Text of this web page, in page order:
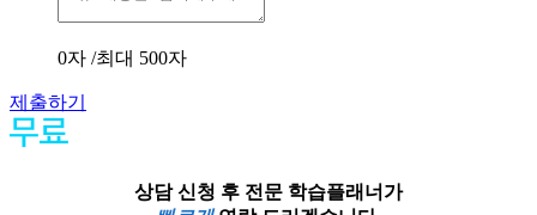
0자 /최대 500자
제출하기
상담 신청 후 전문 학습플래너가